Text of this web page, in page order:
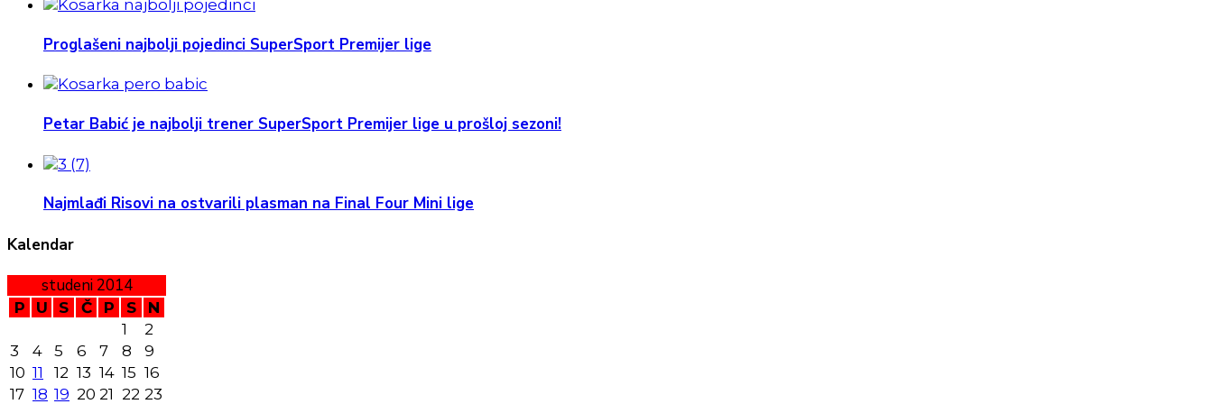
Proglašeni najbolji pojedinci SuperSport Premijer lige
Petar Babić je najbolji trener SuperSport Premijer lige u prošloj sezoni!
Najmlađi Risovi na ostvarili plasman na Final Four Mini lige
Kalendar
studeni 2014
P U S Č P S
N
1
2
3
4 5 6 7 8
9
10 11 12 13 14 15 16
17 18 19 20 21 22 23